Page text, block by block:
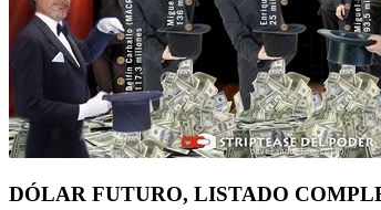
DÓLAR FUTURO, LISTADO